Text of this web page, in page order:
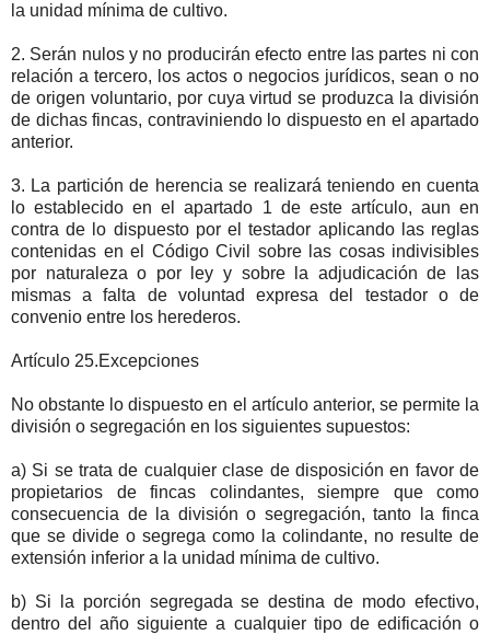
la unidad mínima de cultivo.
2. Serán nulos y no producirán efecto entre las partes ni con
relación a tercero, los actos o negocios jurídicos, sean o no
de origen voluntario, por cuya virtud se produzca la división
de dichas fincas, contraviniendo lo dispuesto en el apartado
anterior.
3. La partición de herencia se realizará teniendo en cuenta
lo establecido en el apartado 1 de este artículo, aun en
contra de lo dispuesto por el testador aplicando las reglas
contenidas en el Código Civil sobre las cosas indivisibles
por naturaleza o por ley y sobre la adjudicación de las
mismas a falta de voluntad expresa del testador o de
convenio entre los herederos.
Artículo 25.Excepciones
No obstante lo dispuesto en el artículo anterior, se permite la
división o segregación en los siguientes supuestos:
a) Si se trata de cualquier clase de disposición en favor de
propietarios de fincas colindantes, siempre que como
consecuencia de la división o segregación, tanto la finca
que se divide o segrega como la colindante, no resulte de
extensión inferior a la unidad mínima de cultivo.
b) Si la porción segregada se destina de modo efectivo,
dentro del año siguiente a cualquier tipo de edificación o